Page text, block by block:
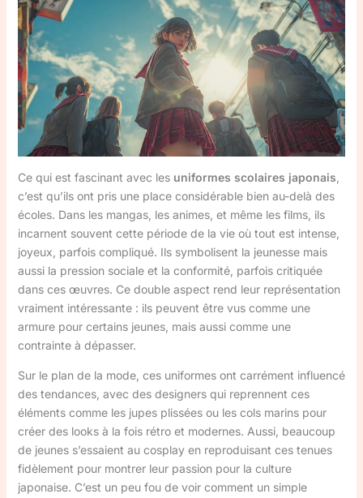
Ce qui est fascinant avec les uniformes scolaires japonais,
c’est qu’ils ont pris une place considérable bien au-delà des
écoles. Dans les mangas, les animes, et même les films, ils
incarnent souvent cette période de la vie où tout est intense,
joyeux, parfois compliqué. Ils symbolisent la jeunesse mais
aussi la pression sociale et la conformité, parfois critiquée
dans ces œuvres. Ce double aspect rend leur représentation
vraiment intéressante : ils peuvent être vus comme une
armure pour certains jeunes, mais aussi comme une
contrainte à dépasser.
Sur le plan de la mode, ces uniformes ont carrément influencé
des tendances, avec des designers qui reprennent ces
éléments comme les jupes plissées ou les cols marins pour
créer des looks à la fois rétro et modernes. Aussi, beaucoup
de jeunes s’essaient au cosplay en reproduisant ces tenues
fidèlement pour montrer leur passion pour la culture
japonaise. C’est un peu fou de voir comment un simple